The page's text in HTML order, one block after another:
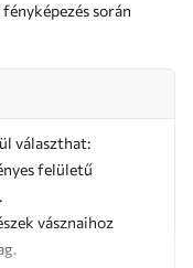
során
választhat:
felületű
vásznaihoz